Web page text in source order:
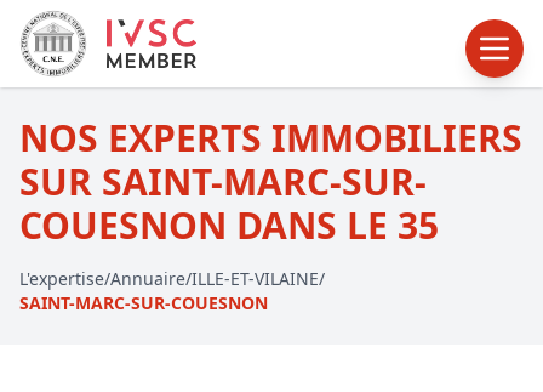
NOS EXPERTS IMMOBILIERS
SUR SAINT-MARC-SUR-
COUESNON DANS LE 35
L'expertise/Annuaire/ILLE-ET-VILAINE/
SAINT-MARC-SUR-COUESNON